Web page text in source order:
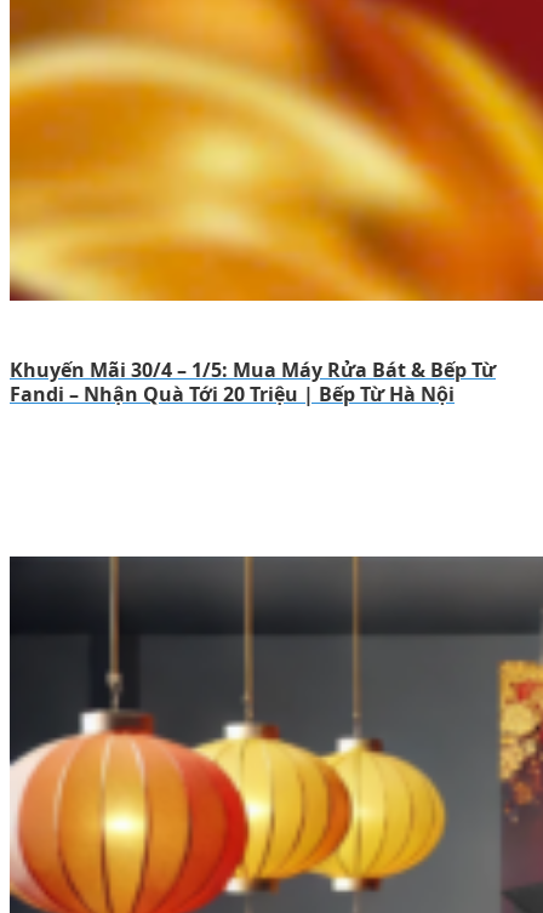
Khuyến Mãi 30/4 – 1/5: Mua Máy Rửa Bát & Bếp Từ
Fandi – Nhận Quà Tới 20 Triệu | Bếp Từ Hà Nội